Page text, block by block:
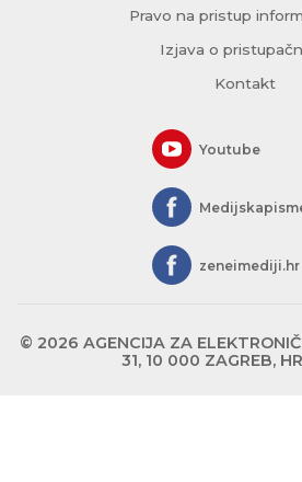
Pravo na pristup
Izjava o
Kontakt
Youtube
zeneimediji.hr
© 2026 AGENCIJA ZA
31, 10 000 ZAGREB,